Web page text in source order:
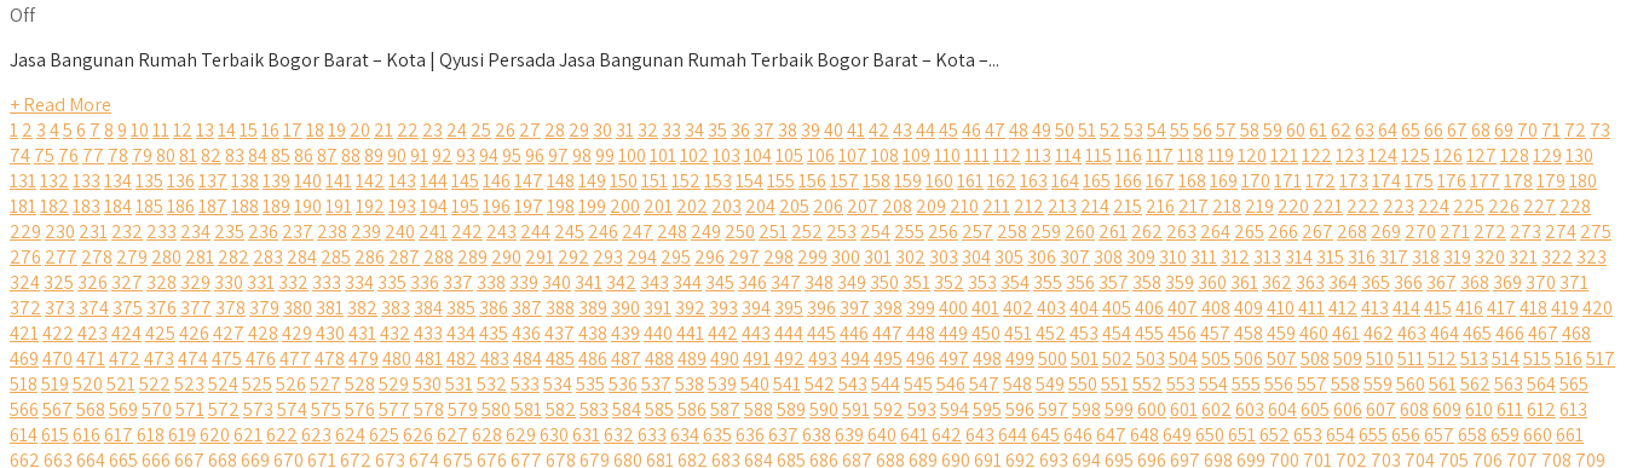
Off
Jasa Bangunan Rumah Terbaik Bogor Barat – Kota | Qyusi Persada Jasa Bangunan Rumah Terbaik Bogor Barat – Kota –...
+ Read More
12 3456 78910111213141516171819 20 2122 23 2425 26 27 28 29 30 3132 33 3435 36 37 38 39404142434445464748495051525354555657585960616263646566676869 70 7172 73
7475 76 77 78 798081828384858687888990919293949596979899100101102103104105106107108109110111112113114115116117118119120121122123124125126127128129130
131132133134135136137138139140141142143144145146147148149150151152153154155156157158159160161162163164165166167168169170171172173174175176177178179180
181182183184185186187188189190191192193194195196197198199 200 201202 203 204205 206 207 208 209 210 211212 213 214215 216 217 218 219 220 221222 223 224225 226 227 228
229 230 231232 233 234235 236 237 238 239 240 241242 243 244245 246 247 248 249 250 251252 253 254255 256 257 258 259 260 261262 263 264265 266 267 268 269 270 271272 273 274275
276 277 278 279 280 281282 283 284285 286 287 288 289 290 291292 293 294295 296 297 298 299 300 301302 303 304305 306 307 308 309 310 311312 313 314315 316 317 318 319 320 321322 323
324325 326 327 328 329 330 331332 333 334335 336 337 338 339 340 341342 343 344345 346 347 348 349 350 351352 353 354355 356 357 358 359 360 361362 363 364365 366 367 368 369 370 371
372 373 374375 376 377 378 379 380 381382 383 384385 386 387 388 389 390 391392 393 394395 396 397 398 399400401402403404405406407408409410411412413414415416417418419420
421422423424425426427428429430431432433434435436437438439440441442443444445446447448449450451452453454455456457458459460461462463464465466467468
469470471472473474475476477478479480481482483484485486487488489490491492493494495496497498499500501502503504505506507508509510511512513514515516517
518519520521522523524525526527528529530531532533534535536537538539540541542543544545546547548549550551552553554555556557558559560561562563564565
566567568569570571572573574575576577578579580581582583584585586587588589590591592593594595596597598599600601602603604605606607608609610611612613
614615616617618619620621622623624625626627628629630631632633634635636637638639640641642643644645646647648649650651652653654655656657658659660661
662663664665666667668669670671672673674675676677678679680681682683684685686687688689690691692693694695696697698699 700 701702 703 704705 706 707 708 709